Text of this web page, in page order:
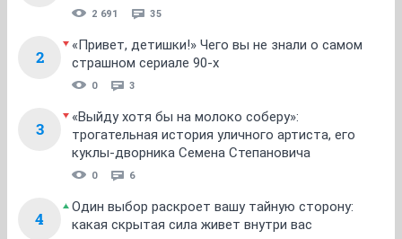
2 691 35
2
«Привет, детишки!» Чего вы не знали о самом
страшном сериале 90-х
0 3
3
«Выйду хотя бы на молоко соберу»:
трогательная история уличного артиста, его
куклы-дворника Семена Степановича
0 6
4
Один выбор раскроет вашу тайную сторону:
какая скрытая сила живет внутри вас